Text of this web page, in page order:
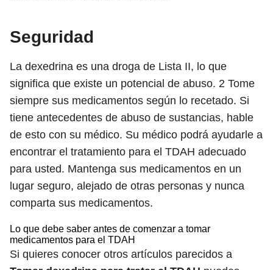
Seguridad
La dexedrina es una droga de Lista II, lo que
significa que existe un potencial de abuso. 2 Tome
siempre sus medicamentos según lo recetado. Si
tiene antecedentes de abuso de sustancias, hable
de esto con su médico. Su médico podrá ayudarle a
encontrar el tratamiento para el TDAH adecuado
para usted. Mantenga sus medicamentos en un
lugar seguro, alejado de otras personas y nunca
comparta sus medicamentos.
Lo que debe saber antes de comenzar a tomar
medicamentos para el TDAH
Si quieres conocer otros artículos parecidos a